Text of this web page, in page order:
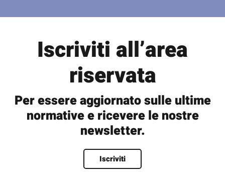
Iscriviti all’area
riservata
Per essere aggiornato sulle ultime
normative e ricevere le nostre
newsletter.
Iscriviti
Nome*